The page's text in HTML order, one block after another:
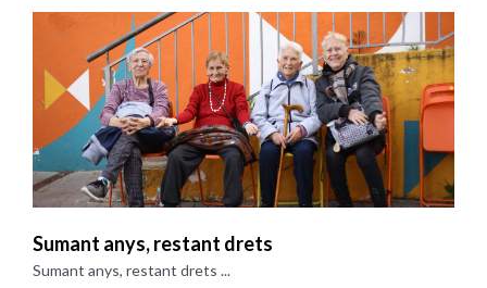
Sumant anys, restant drets
Sumant anys, restant drets ...